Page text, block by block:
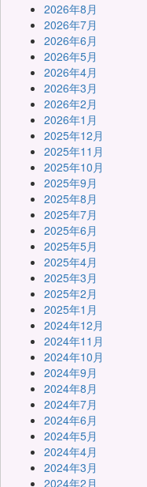
2026年8月
2026年7月
2026年6月
2026年5月
2026年4月
2026年3月
2026年2月
2026年1月
2025年12月
2025年11月
2025年10月
2025年9月
2025年8月
2025年7月
2025年6月
2025年5月
2025年4月
2025年3月
2025年2月
2025年1月
2024年12月
2024年11月
2024年10月
2024年9月
2024年8月
2024年7月
2024年6月
2024年5月
2024年4月
2024年3月
2024年2月